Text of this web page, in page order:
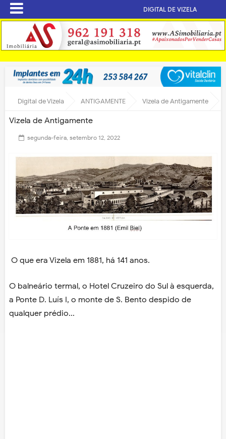
DIGITAL DE VIZELA
Digital de Vizela ANTIGAMENTE Vizela de Antigamente
Vizela de Antigamente
segunda-feira, setembro 12, 2022
O que era Vizela em 1881, há 141 anos.
O balneário termal, o Hotel Cruzeiro do Sul à esquerda,
a Ponte D. Luís I, o monte de S. Bento despido de
qualquer prédio...